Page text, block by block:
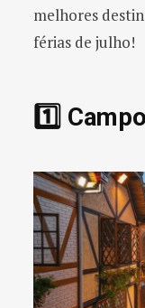
melhores
férias de julho!
1️⃣